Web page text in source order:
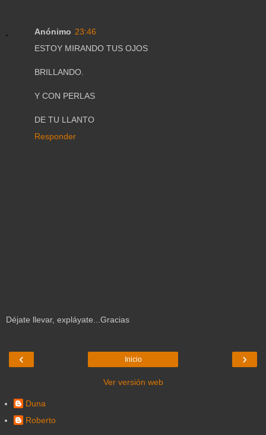
Anónimo 23:46
ESTOY MIRANDO TUS OJOS
BRILLANDO.
Y CON PERLAS
DE TU LLANTO
Responder
Déjate llevar, expláyate...Gracias
‹ ›
Inicio
Ver versión web
Duna
Roberto